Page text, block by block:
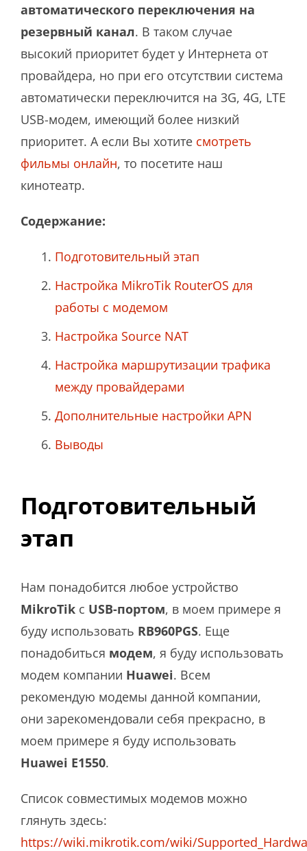
автоматического переключения на
резервный канал. В таком случае
высокий приоритет будет у Интернета от
провайдера, но при его отсутствии система
автоматически переключится на 3G, 4G, LTE
USB-модем, имеющий более низкий
приоритет. А если Вы хотите смотреть
фильмы онлайн, то посетите наш
кинотеатр.
Содержание:
Подготовительный этап
Настройка MikroTik RouterOS для
работы с модемом
Настройка Source NAT
Настройка маршрутизации трафика
между провайдерами
Дополнительные настройки APN
Выводы
Подготовительный
этап
Нам понадобится любое устройство
MikroTik с USB-портом, в моем примере я
буду использовать RB960PGS. Еще
понадобиться модем, я буду использовать
модем компании Huawei. Всем
рекомендую модемы данной компании,
они зарекомендовали себя прекрасно, в
моем примере я буду использовать
Huawei E1550.
Список совместимых модемов можно
глянуть здесь:
https://wiki.mikrotik.com/wiki/